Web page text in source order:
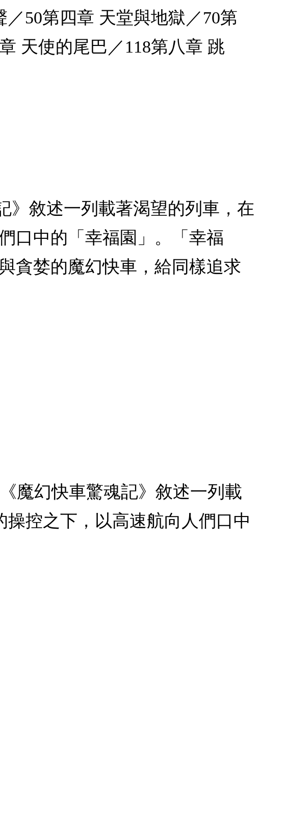
50第四章 天堂與地獄／70第
天使的尾巴／118第八章 跳
》敘述一列載著渴望的列車，在
口中的「幸福園」。「幸福
貪婪的魔幻快車，給同樣追求
魔幻快車驚魂記》敘述一列載
控之下，以高速航向人們口中